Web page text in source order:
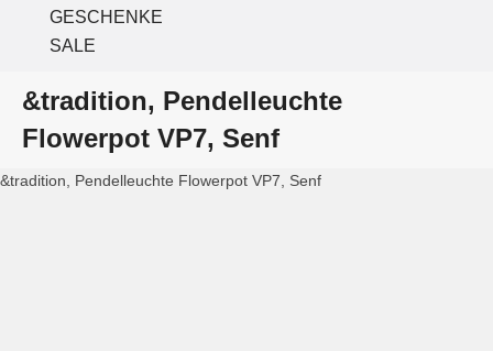
GESCHENKE
SALE
&tradition, Pendelleuchte
Flowerpot VP7, Senf
&tradition, Pendelleuchte Flowerpot VP7, Senf